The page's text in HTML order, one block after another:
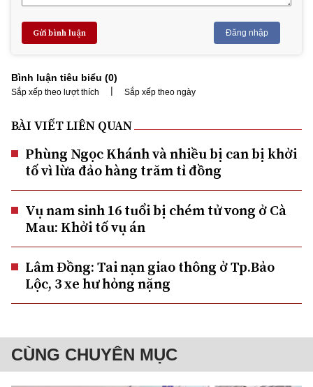
Gửi bình luận Đăng nhập
Bình luận tiêu biểu (0)
Sắp xếp theo lượt thích | Sắp xếp theo ngày
BÀI VIẾT LIÊN QUAN
Phùng Ngọc Khánh và nhiều bị can bị khởi
tố vì lừa đảo hàng trăm tỉ đồng
Vụ nam sinh 16 tuổi bị chém tử vong ở Cà
Mau: Khởi tố vụ án
Lâm Đồng: Tai nạn giao thông ở Tp.Bảo
Lộc, 3 xe hư hỏng nặng
CÙNG CHUYÊN MỤC